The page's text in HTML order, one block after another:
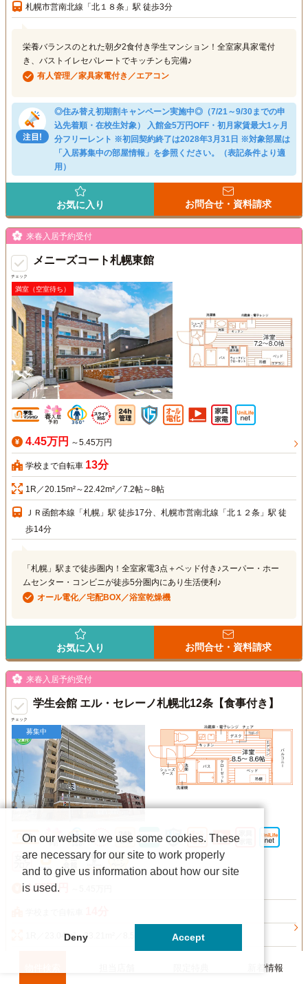
札幌市営南北線「北１８条」駅 徒歩3分
栄養バランスのとれた朝夕2食付き学生マンション！全室家具家電付
き、バストイレセパレートでキッチンも完備♪
有人管理／家具家電付き／エアコン
◎住み替え初期割キャンペーン実施中◎（7/21～9/30までの申
込先着順・在校生対象） 入館金5万円OFF・初月家賃最大1ヶ月
分フリーレント ※初回契約終了は2028年3月31日 ※対象部屋は
「入居募集中の部屋情報」を参照ください。（表記条件より適
用）
お気に入り お問合せ・資料請求
チェック
来春入居予約受付
メニーズコート札幌東館
満室（空室待ち）
4.45万円 ～5.45万円
学校まで自転車 13分
1R／20.15m²～22.42m²／7.2帖～8帖
ＪＲ函館本線「札幌」駅 徒歩17分、札幌市営南北線「北１２条」駅 徒
歩14分
「札幌」駅まで徒歩圏内！全室家電3点＋ベッド付き♪スーパー・ホー
ムセンター・コンビニが徒歩5分圏内にあり生活便利♪
オール電化／宅配BOX／浴室乾燥機
お気に入り お問合せ・資料請求
チェック
来春入居予約受付
学生会館 エル・セレーノ札幌北12条【食事付き】
募集中
4.55万円
1R／23.04m²～23.21m²／8.5帖～8.6帖
条東」駅 徒歩6分、その他最寄り駅あり
新着情報
On our website we use some cookies. These
are necessary for our site to work properly
and to give us information about how our site
is used.
Deny Accept